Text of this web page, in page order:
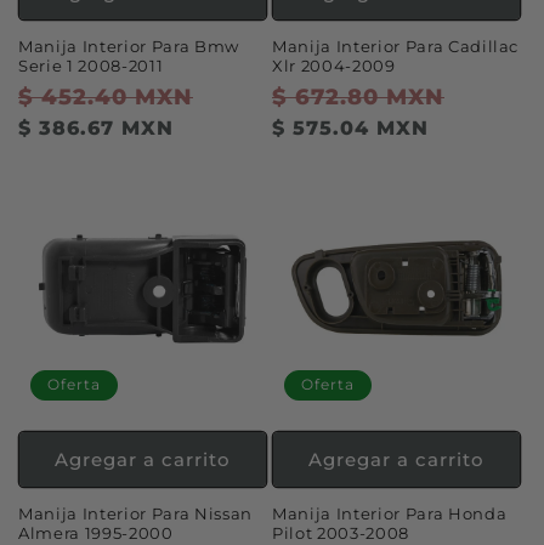
Manija Interior Para Bmw
Serie 1 2008-2011
Precio
habitual
$ 452.40 MXN
Precio
$ 386.67 MXN
Manija Interior Para Cadillac
Xlr 2004-2009
Precio
habitual
$ 672.80 MXN
$ 575.04 MXN
Oferta
Manija Interior Para Nissan
Almera 1995-2000
Agregar a carrito
Oferta
Manija Interior Para Honda
Pilot 2003-2008
Agregar a carrito